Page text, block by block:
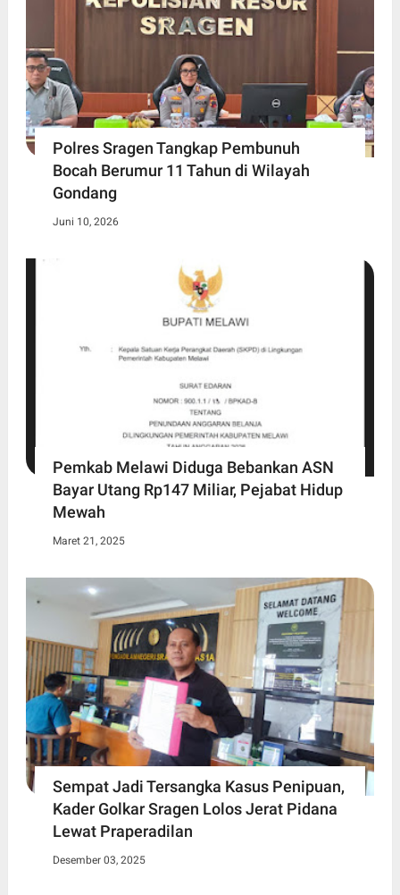
Polres Sragen Tangkap Pembunuh
Bocah Berumur 11 Tahun di Wilayah
Gondang
Juni 10, 2026
Pemkab Melawi Diduga Bebankan ASN
Bayar Utang Rp147 Miliar, Pejabat Hidup
Mewah
Maret 21, 2025
Sempat Jadi Tersangka Kasus Penipuan,
Kader Golkar Sragen Lolos Jerat Pidana
Lewat Praperadilan
Desember 03, 2025